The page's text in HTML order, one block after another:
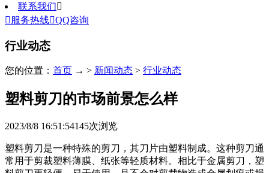
联系我们
 服务热线QQ咨询
行业动态
您的位置： 首页 → > 新闻动态 > 行业动态
塑料剪刀的市场前景怎么样
2023/8/8 16:51:54145次浏览
塑料剪刀是一种特殊的剪刀，其刀片由塑料制成。这种剪刀通
常用于剪裁塑料薄膜、纸张等轻质材料。相比于金属剪刀，塑